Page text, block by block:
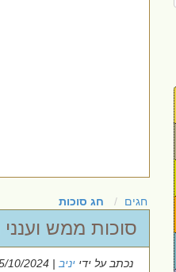
חגים חג סוכות
סוכות ממש
נכתב על ידי יניב | 15/10/2024